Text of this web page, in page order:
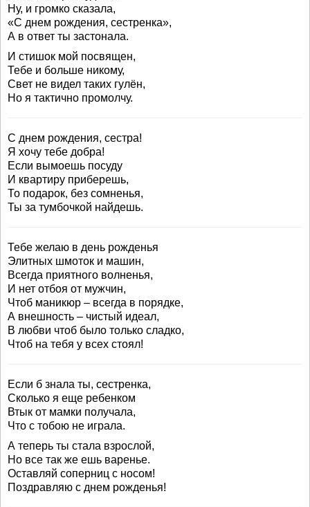
Ну, и громко сказала,
«С днем рождения, сестренка»,
А в ответ ты застонала.
И стишок мой посвящен,
Тебе и больше никому,
Свет не видел таких гулён,
Но я тактично промолчу.
С днем рождения, сестра!
Я хочу тебе добра!
Если вымоешь посуду
И квартиру приберешь,
То подарок, без сомненья,
Ты за тумбочкой найдешь.
Тебе желаю в день рожденья
Элитных шмоток и машин,
Всегда приятного волненья,
И нет отбоя от мужчин,
Чтоб маникюр – всегда в порядке,
А внешность – чистый идеал,
В любви чтоб было только сладко,
Чтоб на тебя у всех стоял!
Если б знала ты, сестренка,
Сколько я еще ребенком
Втык от мамки получала,
Что с тобою не играла.
А теперь ты стала взрослой,
Но все так же ешь варенье.
Оставляй соперниц с носом!
Поздравляю с днем рожденья!